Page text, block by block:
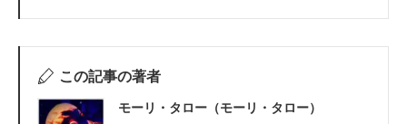
この記事の著者
モーリ・タロー（モーリ・タロー）